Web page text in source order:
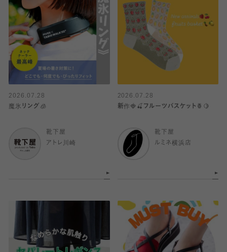
2026.07.28
魔氷リング🧊
靴下屋
アトレ川崎
2026.07.28
新作🍓🍒フルーツバスケット🍍🍋
靴下屋
ルミネ横浜店